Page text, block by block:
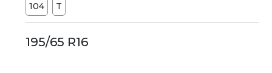
104
T
195/65 R16